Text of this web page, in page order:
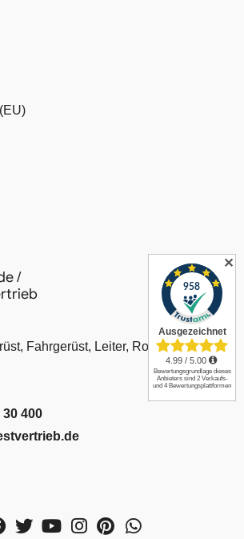
/
Fahrgerüst, Leiter, Rollrüstung
30 400
✕